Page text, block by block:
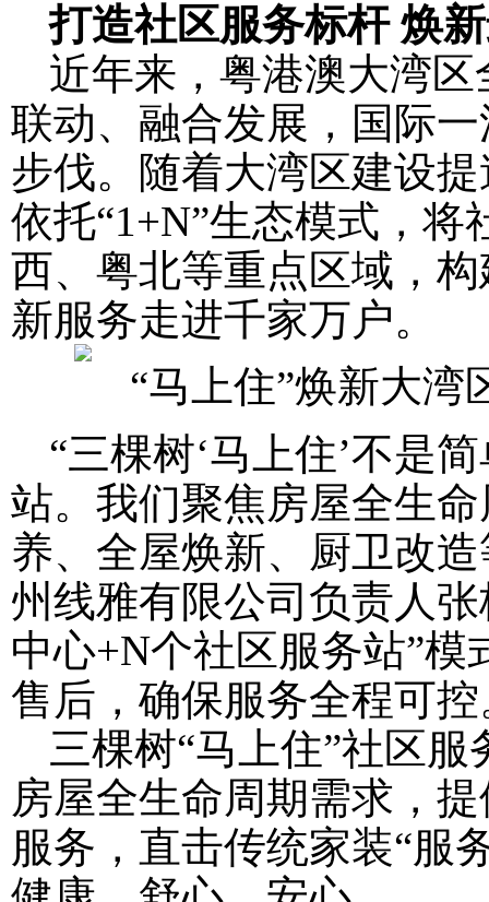
打造社区服务标杆 焕
近年来，粤港澳大湾
联动、融合发展，国际
步伐。随着大湾区建设
依托“1+N”生态模式，
西、粤北等重点区域，
新服务走进千家万户。
“三棵树‘马上住’不是
站。我们聚焦房屋全生
养、全屋焕新、厨卫改
州线雅有限公司负责人
中心+N个社区服务站”
售后，确保服务全程可控
三棵树“马上住”社区
房屋全生命周期需求，
服务，直击传统家装“服